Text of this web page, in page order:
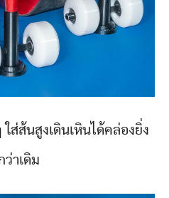
ส่ส้นสูงเดินเหินได้คล่องยิ่ง
าเดิม